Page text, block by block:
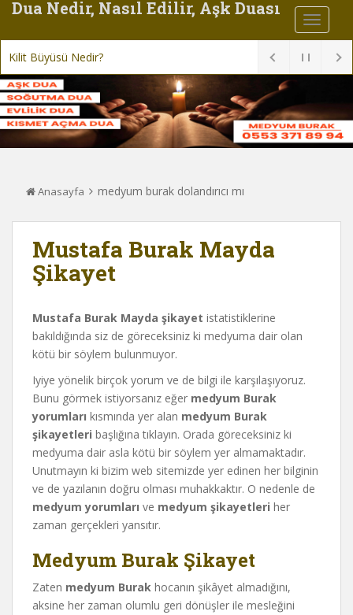
Dua Nedir, Nasıl Edilir, Aşk Duası
Kilit Büyüsü Nedir?
Anasayfa medyum burak dolandırıcı mı
Mustafa Burak Mayda
Şikayet
Mustafa Burak Mayda şikayet istatistiklerine
bakıldığında siz de göreceksiniz ki medyuma dair olan
kötü bir söylem bulunmuyor.
Iyiye yönelik birçok yorum ve de bilgi ile karşılaşıyoruz.
Bunu görmek istiyorsanız eğer medyum Burak
yorumları kısmında yer alan medyum Burak
şikayetleri başlığına tıklayın. Orada göreceksiniz ki
medyuma dair asla kötü bir söylem yer almamaktadır.
Unutmayın ki bizim web sitemizde yer edinen her bilginin
ve de yazılanın doğru olması muhakkaktır. O nedenle de
medyum yorumları ve medyum şikayetleri her
zaman gerçekleri yansıtır.
Medyum Burak Şikayet
Zaten medyum Burak hocanın şikâyet almadığını,
aksine her zaman olumlu geri dönüşler ile mesleğini